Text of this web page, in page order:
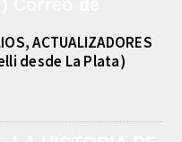
ACTUALIZADORES
desde La Plata)